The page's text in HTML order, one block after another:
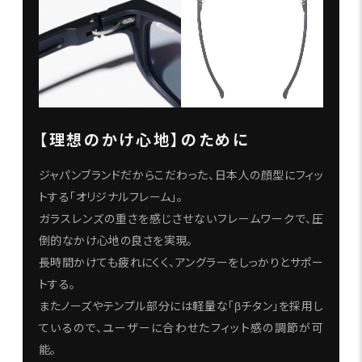
【理想のかけ心地】のために
ジャパンブランドだからこだわった、日本人の顔型にフィッ
トする「オリジナルフレーム」。
ガラスレンズの重さを感じさせないフレームワークで、圧
倒的なかけ心地の良さを実現。
長時間かけても疲れにくく、アングラーをしっかりとサポー
トする。
またノーズやテンプル部分には軽量な「βチタン」を採用し
ているので、ユーザーに合わせたフィット感の調節が可
能。